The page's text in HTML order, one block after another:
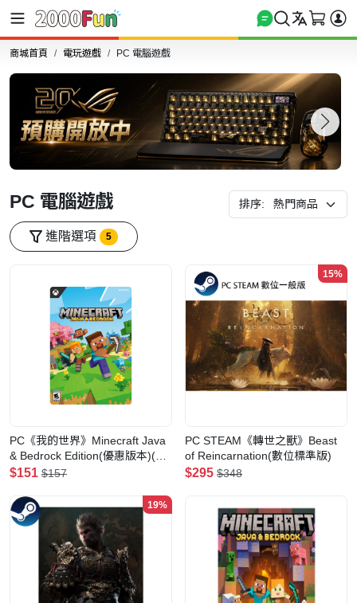
商城首頁 電玩遊戲 PC 電腦遊戲
PC 電腦遊戲 排序:
進階選項 5
PC《我的世界》Minecraft Java
& Bedrock Edition(優惠版本)(數
位-標準版)
$151 $157
15%
PC STEAM《轉世之獸》Beast
of Reincarnation(數位標準版)
$295 $348
19%